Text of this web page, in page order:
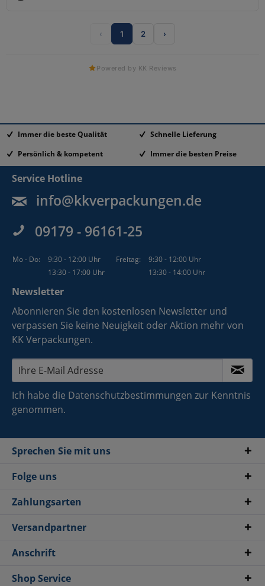
‹ 1 2 ›
Powered by KK Reviews
Immer die beste Qualität
Schnelle Lieferung
Persönlich & kompetent
Immer die besten Preise
Service Hotline
info@kkverpackungen.de
09179 - 96161-25
Mo - Do: 9:30 - 12:00 Uhr Freitag:
9:30 - 12:00 Uhr
13:30 - 17:00 Uhr
13:30 - 14:00 Uhr
Newsletter
Abonnieren Sie den kostenlosen Newsletter und
verpassen Sie keine Neuigkeit oder Aktion mehr von
KK Verpackungen.
Ich habe die Datenschutzbestimmungen zur Kenntnis
genommen.
Sprechen Sie mit uns
Folge uns
Zahlungsarten
Versandpartner
Anschrift
Shop Service